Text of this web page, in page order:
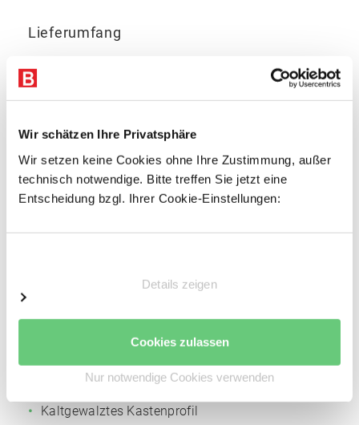
Wir schätzen Ihre Privatsphäre
Wir setzen keine Cookies ohne Ihre Zustimmung, außer
technisch notwendige. Bitte treffen Sie jetzt eine
Entscheidung bzgl. Ihrer Cookie-Einstellungen:
Details zeigen
Cookies zulassen
Nur notwendige Cookies verwenden
Lieferumfang
Sicherungsstifte
Rahmen
Omega Rahmenprofil
Höhenverstellraster für die Trägerholme: 50 mm
Oberfläche pulverbeschichtet:SilbergrauNCS
Auflageträger
Kaltgewalztes Kastenprofil